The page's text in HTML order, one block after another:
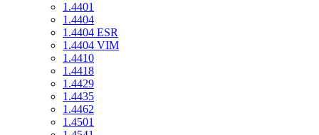
1.4401
1.4404
1.4404 ESR
1.4404 VIM
1.4410
1.4418
1.4429
1.4435
1.4462
1.4501